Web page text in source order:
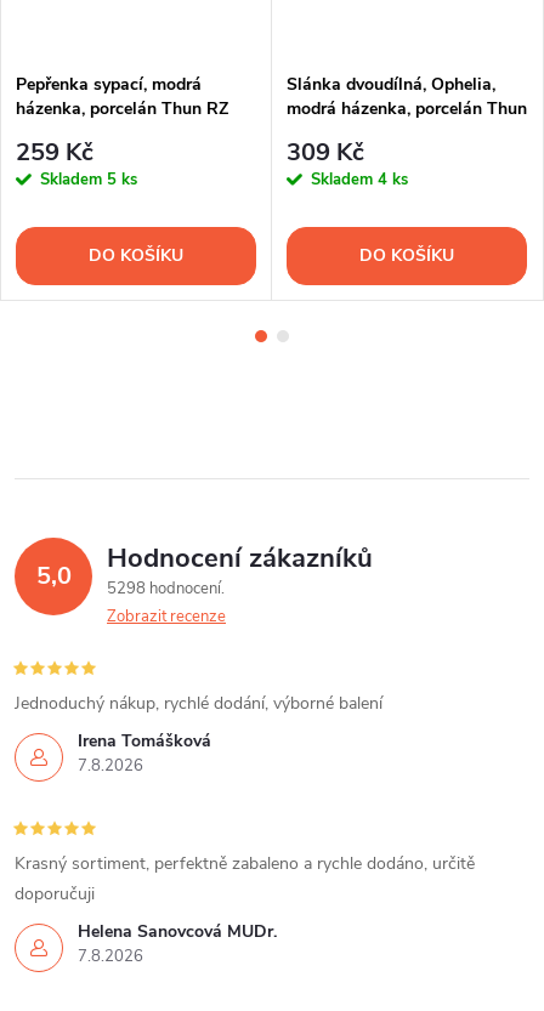
Pepřenka sypací, modrá
házenka, porcelán Thun RZ
259 Kč
Skladem 5 ks
DO KOŠÍKU
Slánka dvoudílná, Ophelia,
modrá házenka, porcelán Thun
309 Kč
Skladem 4 ks
DO KOŠÍKU
5,0 Hodnocení zákazníků
5298 hodnocení
Zobrazit recenze
Irena Tomášková
7.8.2026
Jednoduchý nákup, rychlé dodání, výborné balení
Helena Šanovcová MUDr.
7.8.2026
Krasný sortiment, perfektně zabaleno a rychle dodáno, určitě
doporučuji